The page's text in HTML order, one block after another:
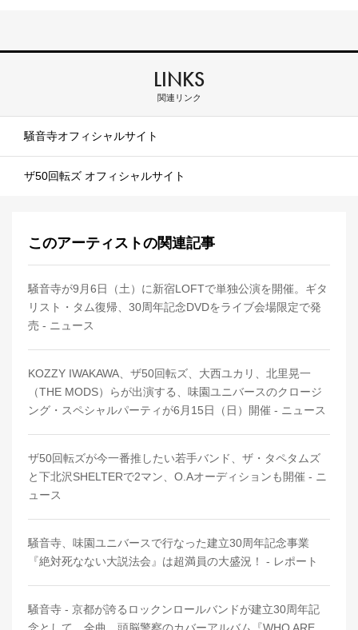
LINKS
関連リンク
騒音寺オフィシャルサイト
ザ50回転ズ オフィシャルサイト
このアーティストの関連記事
騒音寺が9月6日（土）に新宿LOFTで単独公演を開催。ギタ
リスト・タム復帰、30周年記念DVDをライブ会場限定で発
売 - ニュース
KOZZY IWAKAWA、ザ50回転ズ、大西ユカリ、北里晃一
（THE MODS）らが出演する、味園ユニバースのクロージ
ング・スペシャルパーティが6月15日（日）開催 - ニュース
ザ50回転ズが今一番推したい若手バンド、ザ・タペタムズ
と下北沢SHELTERで2マン、O.Aオーディションも開催 - ニ
ュース
騒音寺、味園ユニバースで行なった建立30周年記念事業
『絶対死なない大説法会』は超満員の大盛況！ - レポート
騒音寺 - 京都が誇るロックンロールバンドが建立30周年記